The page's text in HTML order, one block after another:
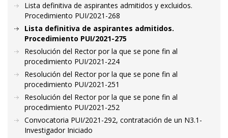
Lista definitiva de aspirantes admitidos y excluidos.
Procedimiento PUI/2021-268
Lista definitiva de aspirantes admitidos.
Procedimiento PUI/2021-275
Resolución del Rector por la que se pone fin al
procedimiento PUI/2021-224
Resolución del Rector por la que se pone fin al
procedimiento PUI/2021-251
Resolución del Rector por la que se pone fin al
procedimiento PUI/2021-252
Convocatoria PUI/2021-292, contratación de un N3.1-
Investigador Iniciado